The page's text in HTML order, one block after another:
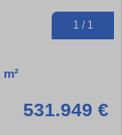
1 / 1
531.949 €